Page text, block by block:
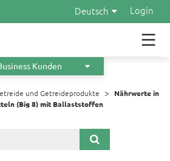
Login
Deutsch
Material
Infos
Kunden
und Getreideprodukte >
Nährwerte in
(Big 8) mit Ballaststoffen